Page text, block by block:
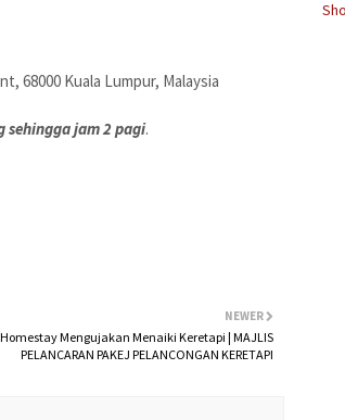
68000 Kuala Lumpur, Malaysia
sehingga jam 2 pagi.
NEWER
Mengujakan Menaiki Keretapi | MAJLIS
PELANCARAN PAKEJ PELANCONGAN KERETAPI